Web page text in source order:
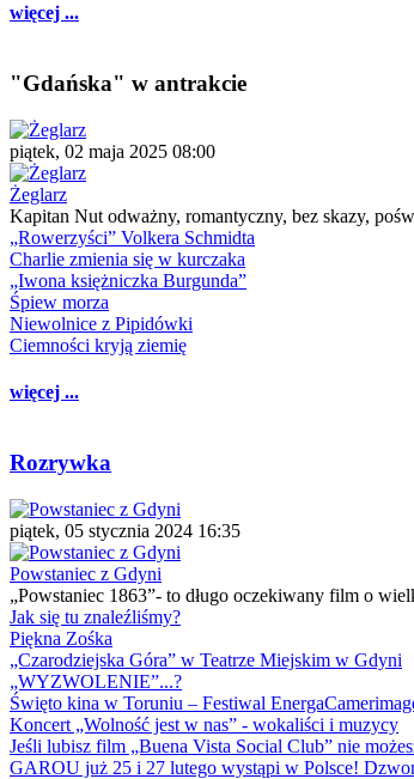
więcej ...
"Gdańska" w antrakcie
piątek, 02 maja 2025 08:00
Żeglarz
Kapitan Nut odważny, romantyczny, bez skazy,
„Rowerzyści” Volkera Schmidta
Charlie zmienia się w kurczaka
„Iwona księżniczka Burgunda”
Śpiew morza
Niewolnice z Pipidówki
Ciemności kryją ziemię
więcej ...
Rozrywka
piątek, 05 stycznia 2024 16:35
Powstaniec z Gdyni
„Powstaniec 1863”- to długo oczekiwany film o
Jak się tu znaleźliśmy?
Piękna Zośka
„Czarodziejska Góra” w Teatrze Miejskim w Gdyni
„WYZWOLENIE”...?
Święto kina w Toruniu – Festiwal
Koncert „Wolność jest w nas” - wokaliści i muzycy
Jeśli lubisz film „Buena Vista Social Club” nie
GAROU już 25 i 27 lutego wystąpi w Polsce!